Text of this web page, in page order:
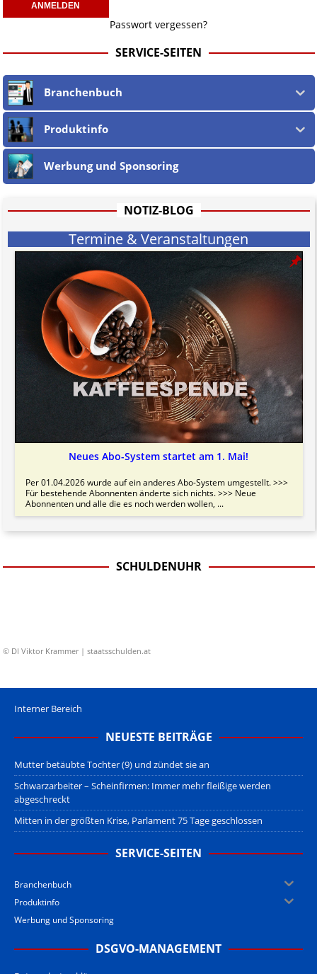
Passwort vergessen?
SERVICE-SEITEN
Branchenbuch
Produktinfo
Werbung und Sponsoring
NOTIZ-BLOG
Termine & Veranstaltungen
Neues Abo-System startet am 1. Mai!
Per 01.04.2026 wurde auf ein anderes Abo-System umgestellt. >>>
Für bestehende Abonnenten änderte sich nichts. >>> Neue
Abonnenten und alle die es noch werden wollen, ...
SCHULDENUHR
© DI Viktor Krammer | staatsschulden.at
Interner Bereich
NEUESTE BEITRÄGE
Mutter betäubte Tochter (9) und zündet sie an
Schwarzarbeiter – Scheinfirmen: Immer mehr fleißige werden
abgeschreckt
Mitten in der größten Krise, Parlament 75 Tage geschlossen
SERVICE-SEITEN
Branchenbuch
Produktinfo
Werbung und Sponsoring
DSGVO-MANAGEMENT